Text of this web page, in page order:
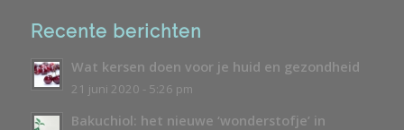
Recente berichten
Wat kersen doen voor je huid en gezondheid
21 juni 2020 - 5:26 pm
Bakuchiol: het nieuwe ‘wonderstofje’ in